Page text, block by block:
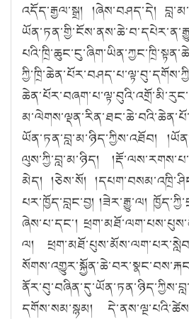
འདོད་རྒྱལ་སྒྲ། །ཞེས་བཤད་དེ།
ཡོན་ཏན་བླ་མ་ཉིད་ཀྱིས་འཐོབ།
ལུས་ཀྱི་བླ་མ་ཉིད།
མེད། །ཅེས་སོ།
པར་ཁྱོད་བླང་བྱ། །ཟེར་རྒྱུ་ལ།
ཞེས་པ་དང༌།
ལ།
དགོས་སམ་སྙམ།